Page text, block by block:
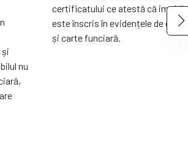
și
nu
certificatului ce atestă că
este înscris în evidențele de
și carte funciară.